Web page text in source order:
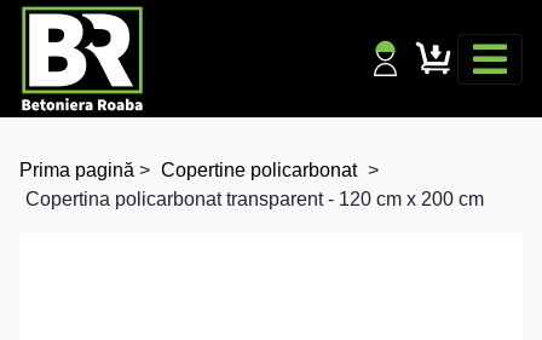
Prima pagină > Copertine policarbonat >
Copertina policarbonat transparent - 120 cm x 200 cm